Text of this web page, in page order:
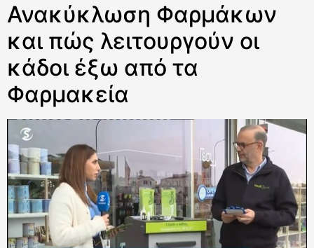
Ανακύκλωση Φαρμάκων
και πώς λειτουργούν οι
κάδοι έξω από τα
Φαρμακεία